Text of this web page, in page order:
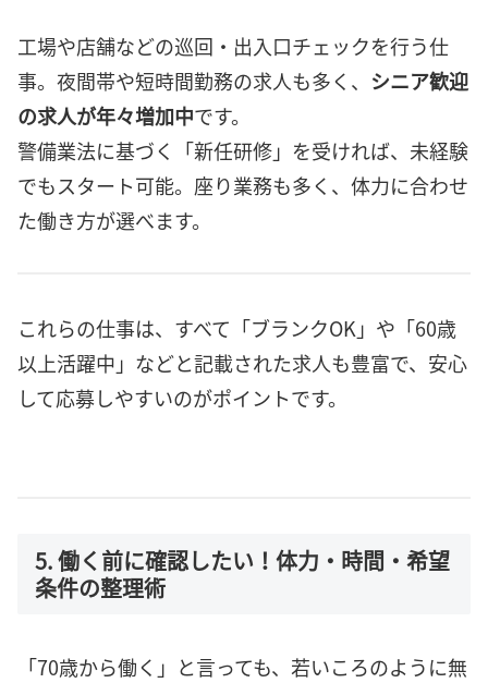
工場や店舗などの巡回・出入口チェックを行う仕
事。夜間帯や短時間勤務の求人も多く、 シニア歓迎
の求人が年々増加中です。
警備業法に基づく「新任研修」を受ければ、未経験
でもスタート可能。座り業務も多く、体力に合わせ
た働き方が選べます。
これらの仕事は、すべて「ブランクOK」や「60歳
以上活躍中」などと記載された求人も豊富で、安心
して応募しやすいのがポイントです。
5. 働く前に確認したい！体力・時間・希望
条件の整理術
「70歳から働く」と言っても、若いころのように無